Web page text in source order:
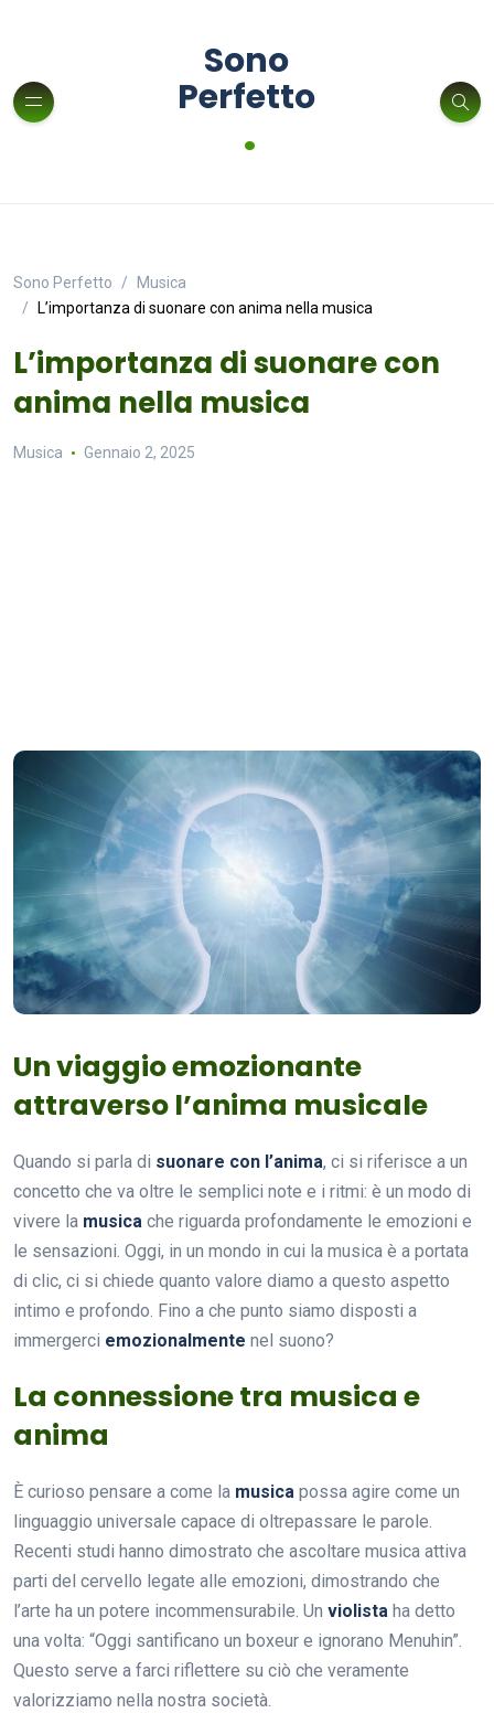
Sono
Perfetto
.
Sono Perfetto
Musica
L’importanza di suonare con anima nella musica
L’importanza di suonare con
anima nella musica
Musica Gennaio 2, 2025
Un viaggio emozionante
attraverso l’anima musicale
Quando si parla di suonare con l’anima, ci si riferisce a un
concetto che va oltre le semplici note e i ritmi: è un modo di
vivere la musica che riguarda profondamente le emozioni e
le sensazioni. Oggi, in un mondo in cui la musica è a portata
di clic, ci si chiede quanto valore diamo a questo aspetto
intimo e profondo. Fino a che punto siamo disposti a
immergerci emozionalmente nel suono?
La connessione tra musica e
anima
È curioso pensare a come la musica possa agire come un
linguaggio universale capace di oltrepassare le parole.
Recenti studi hanno dimostrato che ascoltare musica attiva
parti del cervello legate alle emozioni, dimostrando che
l’arte ha un potere incommensurabile. Un violista ha detto
una volta: “Oggi santificano un boxeur e ignorano Menuhin”.
Questo serve a farci riflettere su ciò che veramente
valorizziamo nella nostra società.